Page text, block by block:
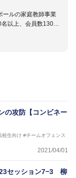
ールの家庭教師事業
以上、会員数1300
担当しており、「は
います。
ッドコーチ
ッドコーチ
チ
ヘッドコーチ
ッドコーチ
チ
の攻防【コンビネー
校生向け #チームオフェンス
2021/04/01
セッション7−3 柳